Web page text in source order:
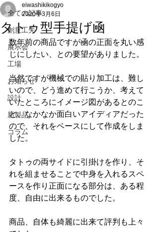
全ての記事
創意工夫
展示会
工場
お知らせ
設計
新製品
コラム
タトゥ型手提げ凾
eiwashikikogyo
2020年3月6日
数年前の商品ですが凾の正面を丸い感
じにしたい、との要望がありました。
当然ですが機械での貼り加工は、難し
いので、どう進めて行こうか、考えて
いたところにイメージ図があるとのこ
と、なかなか面白いアイディアだった
ので、それをベースにして作成をしま
した。
タトゥの両サイドに引掛けを作り、そ
れを組ませることで中身を入れるスペ
ースを作り正面になる部分は、ある程
度、自由に出来るものでした。
商品、自体も綺麗に出来て評判も上々